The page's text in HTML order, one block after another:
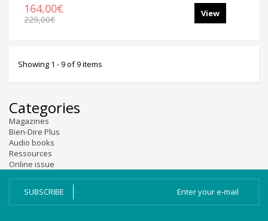
164,00€
229,00€
View
Showing 1 - 9 of 9 items
Categories
Magazines
Bien-Dire Plus
Audio books
Ressources
Online issue
SUBSCRIBE